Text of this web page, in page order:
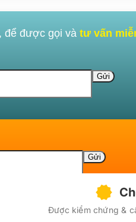
, để được gọi và tư vấn
Được kiểm chứng &